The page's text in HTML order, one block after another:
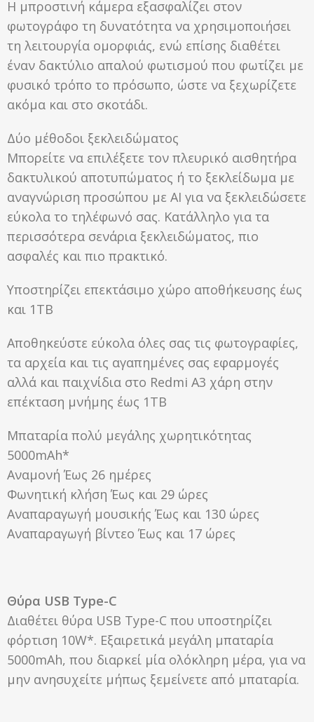
Η μπροστινή κάμερα εξασφαλίζει στον
φωτογράφο τη δυνατότητα να χρησιμοποιήσει
τη λειτουργία ομορφιάς, ενώ επίσης διαθέτει
έναν δακτύλιο απαλού φωτισμού που φωτίζει με
φυσικό τρόπο το πρόσωπο, ώστε να ξεχωρίζετε
ακόμα και στο σκοτάδι.
Δύο μέθοδοι ξεκλειδώματος
Μπορείτε να επιλέξετε τον πλευρικό αισθητήρα
δακτυλικού αποτυπώματος ή το ξεκλείδωμα με
αναγνώριση προσώπου με AI για να ξεκλειδώσετε
εύκολα το τηλέφωνό σας. Κατάλληλο για τα
περισσότερα σενάρια ξεκλειδώματος, πιο
ασφαλές και πιο πρακτικό.
Υποστηρίζει επεκτάσιμο χώρο αποθήκευσης έως
και 1ΤΒ
Αποθηκεύστε εύκολα όλες σας τις φωτογραφίες,
τα αρχεία και τις αγαπημένες σας εφαρμογές
αλλά και παιχνίδια στο Redmi A3 χάρη στην
επέκταση μνήμης έως 1ΤΒ
​Μπαταρία πολύ μεγάλης χωρητικότητας
5000mAh*​
Αναμονή Έως 26 ημέρες
Φωνητική κλήση Έως και 29 ώρες
Αναπαραγωγή μουσικής Έως και 130 ώρες
Αναπαραγωγή βίντεο Έως και 17 ώρες
Θύρα USB Type-C
Διαθέτει θύρα USB Type-C που υποστηρίζει
φόρτιση 10W*. Εξαιρετικά μεγάλη μπαταρία
5000mAh, που διαρκεί μία ολόκληρη μέρα, για να
μην ανησυχείτε μήπως ξεμείνετε από μπαταρία.